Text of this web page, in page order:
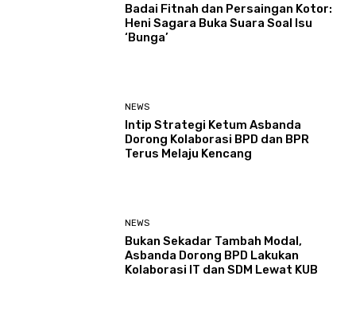
Badai Fitnah dan Persaingan Kotor:
Heni Sagara Buka Suara Soal Isu
‘Bunga’
NEWS
Intip Strategi Ketum Asbanda
Dorong Kolaborasi BPD dan BPR
Terus Melaju Kencang
NEWS
Bukan Sekadar Tambah Modal,
Asbanda Dorong BPD Lakukan
Kolaborasi IT dan SDM Lewat KUB